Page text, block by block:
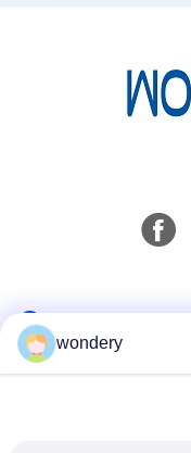
86-153-0529-9442
wondery